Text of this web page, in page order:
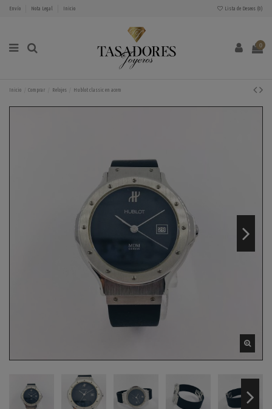
Envío Nota Legal Inicio Lista de Deseos (0)
0
Inicio Comprar Relojes Hublot classic en acero